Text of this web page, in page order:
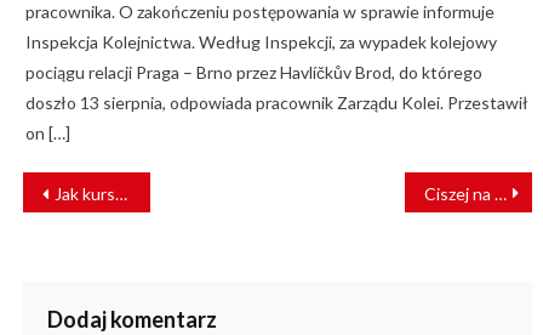
pracownika. O zakończeniu postępowania w sprawie informuje
Inspekcja Kolejnictwa. Według Inspekcji, za wypadek kolejowy
pociągu relacji Praga – Brno przez Havlíčkův Brod, do którego
doszło 13 sierpnia, odpowiada pracownik Zarządu Kolei. Przestawił
on […]
NAWIGACJA
WPISU
Jak kursować będą pociągi PKP SKM Trójmiasto w okresie świątecznym? Ciszej na trasie Łódź Kaliska – Zduńska Wola. Maszyny zakończyły szlifowanie torów
Dodaj komentarz